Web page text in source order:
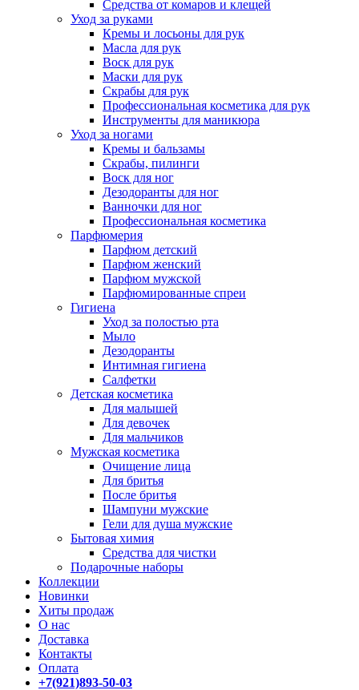
Средства от комаров и клещей
Уход за руками
Кремы и лосьоны для рук
Масла для рук
Воск для рук
Маски для рук
Скрабы для рук
Профессиональная косметика для рук
Инструменты для маникюра
Уход за ногами
Кремы и бальзамы
Скрабы, пилинги
Воск для ног
Дезодоранты для ног
Ванночки для ног
Профессиональная косметика
Парфюмерия
Парфюм детский
Парфюм женский
Парфюм мужской
Парфюмированные спреи
Гигиена
Уход за полостью рта
Мыло
Дезодоранты
Интимная гигиена
Салфетки
Детская косметика
Для малышей
Для девочек
Для мальчиков
Мужская косметика
Очищение лица
Для бритья
После бритья
Шампуни мужские
Гели для душа мужские
Бытовая химия
Средства для чистки
Подарочные наборы
Коллекции
Новинки
Хиты продаж
О нас
Доставка
Контакты
Оплата
+7(921)893-50-03